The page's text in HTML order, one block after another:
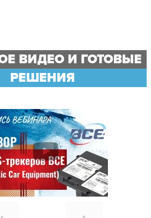
ВИДЕО И ГОТОВЫЕ
РЕШЕНИЯ